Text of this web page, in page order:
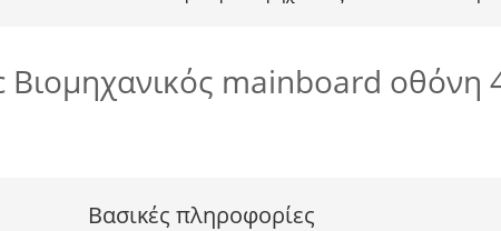
mainboard οθόνη
Βασικές πληροφορίες